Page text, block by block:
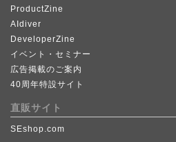
ProductZine
AIdiver
DeveloperZine
イベント・セミナー
広告掲載のご案内
40周年特設サイト
直販サイト
SEshop.com